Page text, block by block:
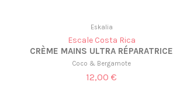
Eskalia
Escale Costa Rica
CRÈME MAINS ULTRA RÉPARATRICE
Coco & Bergamote
12,00 €